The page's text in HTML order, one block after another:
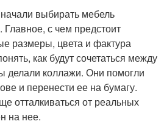
выбирать мебель
с чем предстоит
размеры, цвета и фактура
как будут сочетаться между
делали коллажи. Они помогли
и перенести ее на бумагу.
отталкиваться от реальных
на нее.